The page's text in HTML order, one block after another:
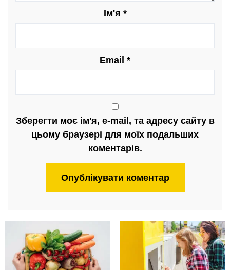
Ім'я *
Email *
Зберегти моє ім'я, e-mail, та адресу сайту в
цьому браузері для моїх подальших
коментарів.